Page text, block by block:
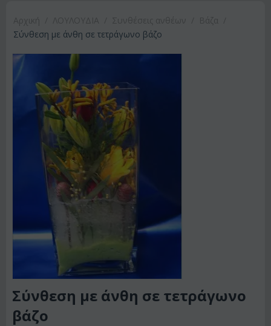
Σύνθεση με άνθη σε τετράγωνο βάζο
Σύνθεση με άνθη σε τετράγωνο
βάζο